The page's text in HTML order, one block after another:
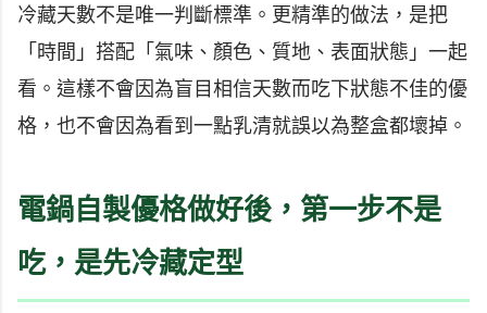
冷藏天數不是唯一判斷標準。更精準的做法，是把
「時間」搭配「氣味、顏色、質地、表面狀態」一起
看。這樣不會因為盲目相信天數而吃下狀態不佳的優
格，也不會因為看到一點乳清就誤以為整盒都壞掉。
電鍋自製優格做好後，第一步不是
吃，是先冷藏定型